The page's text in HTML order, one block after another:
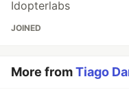
Idopterlabs
JOINED
More fromTiago